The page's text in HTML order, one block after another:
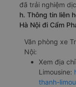
đã trải nghiệm
h. Thông tin liên
Hà Nội đi Cẩm
Văn phòng xe
Nội:
Xem địa
Limousine:
thanh-